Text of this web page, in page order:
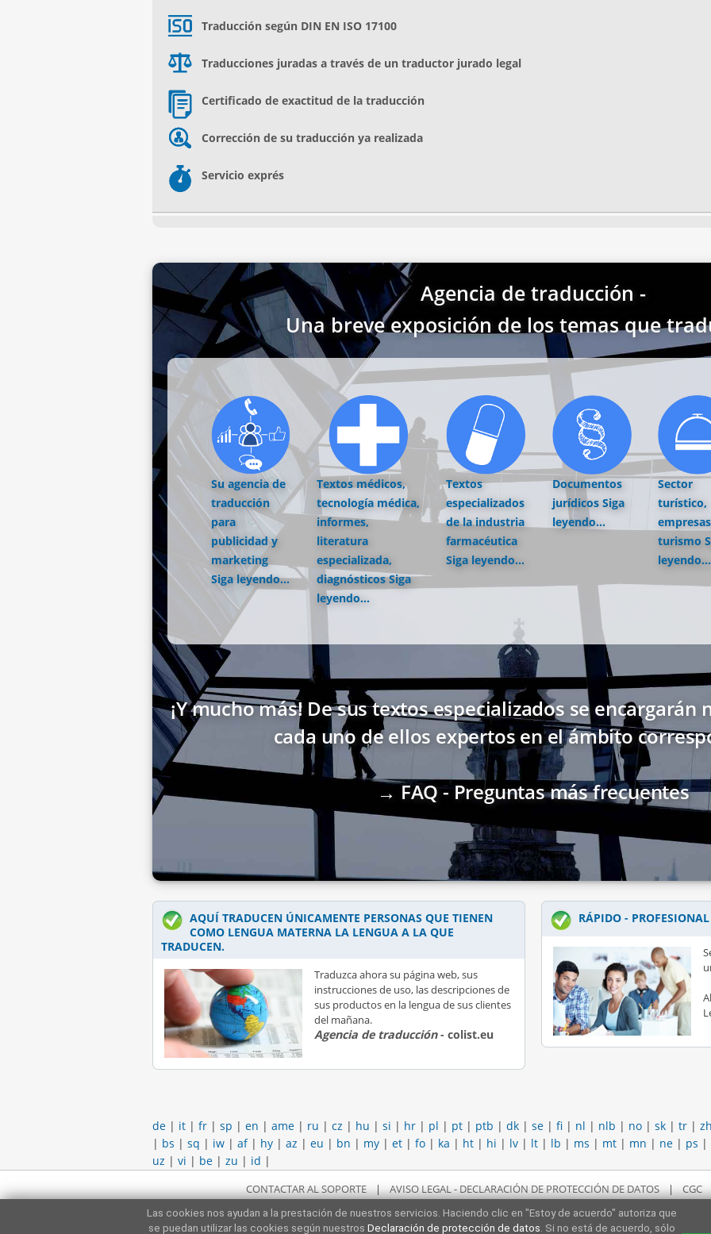
Traducción según DIN EN ISO 17100
Traducciones juradas a través de un traductor jurado legal
Certificado de exactitud de la traducción
Corrección de su traducción ya realizada
Servicio exprés
Agencia de traducción -
Una breve exposición de los temas que
Su agencia de
traducción
para
publicidad y
marketing
Siga leyendo...
Textos médicos,
tecnología médica,
informes,
literatura
especializada,
diagnósticos Siga
leyendo...
Textos
especializados
de la industria
farmacéutica
Siga leyendo...
Documentos
jurídicos Siga
leyendo...
Sector
turístico,
turismo
leyendo...
¡Y mucho más! De sus textos especializados se
cada uno de ellos expertos en el ámbito
→ FAQ - Preguntas más frecuentes
AQUÍ TRADUCEN ÚNICAMENTE PERSONAS QUE TIENEN
COMO LENGUA MATERNA LA LENGUA A LA QUE
TRADUCEN.
Traduzca ahora su página web, sus
instrucciones de uso, las descripciones de
sus productos en la lengua de sus clientes
del mañana.
Agencia de traducción- colist.eu
RÁPIDO -
de | it | fr | sp | en | ame | ru | cz | hu | si | hr | pl | pt | ptb | dk | se | fi | nl | nlb | no | sk | tr |
| bs | sq | iw | af| hy | az | eu | bn | my | et | fo | ka | ht | hi | lv | lt | lb | ms | mt | mn | ne | ps |
uz | vi | be | zu | id |
CONTACTAR AL SOPORTE | AVISO LEGAL - DECLARACIÓN DE PROTECCIÓN DE DATOS | CGC
Las cookies nos ayudan a la prestación de nuestros servicios. Haciendo clic en "Estoy de acuerdo" autoriza que
se puedan utilizar las cookies según nuestros Declaración de protección de datos . Si no está de acuerdo, sólo